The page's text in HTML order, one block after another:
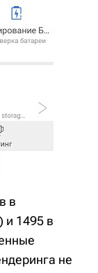
в
и 1495 в
не